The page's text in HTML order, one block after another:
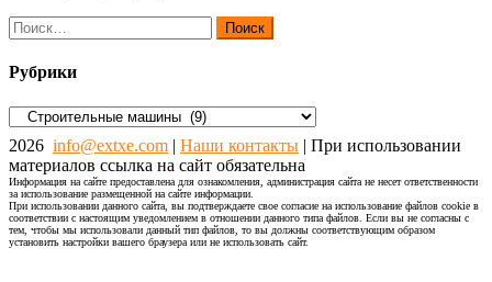
Найти:
Рубрики
Рубрики
2026 info@extxe.com | Наши контакты | При использовании
материалов ссылка на сайт обязательна
Информация на сайте предоставлена для ознакомления, администрация сайта не несет ответственности
за использование размещенной на сайте информации.
При использовании данного сайта, вы подтверждаете свое согласие на использование файлов cookie в
соответствии с настоящим уведомлением в отношении данного типа файлов. Если вы не согласны с
тем, чтобы мы использовали данный тип файлов, то вы должны соответствующим образом
установить настройки вашего браузера или не использовать сайт.